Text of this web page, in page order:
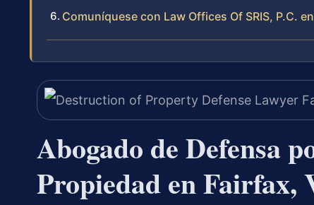
Comuníquese con Law Offices Of SRIS, P.C.
Abogado de Defensa
Propiedad en Fairfax,